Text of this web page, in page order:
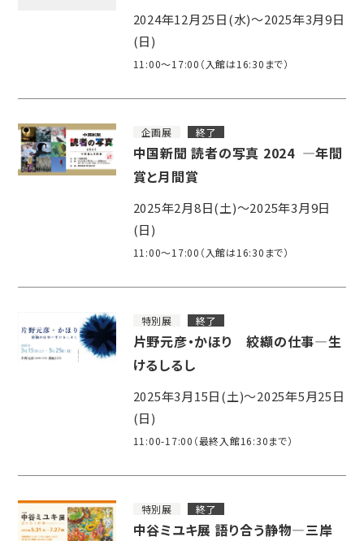
2024年12月25日(水)～2025年3月9日
(日)
11:00～17:00（入館は16:30まで）
企画展 終了
中国新聞 読者の写真 2024 ―年間
賞と月間賞
2025年2月8日(土)～2025年3月9日
(日)
11:00～17:00（入館は16:30まで）
特別展 終了
片野元彦・かほり 絞纈の仕事―生
けるしるし
2025年3月15日(土)～2025年5月25日
(日)
11:00-17:00（最終入館16:30まで）
特別展 終了
中谷ミユキ展 語り合う静物―三岸